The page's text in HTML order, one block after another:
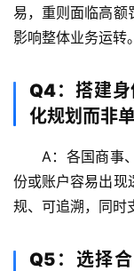
作
伙
专
栏
易，重则面临高额
影响整体业务运转。
Q4：搭建
化规划而非
A：各国商事
份或账户容易出现
规、可追溯，同时
Q5：选择